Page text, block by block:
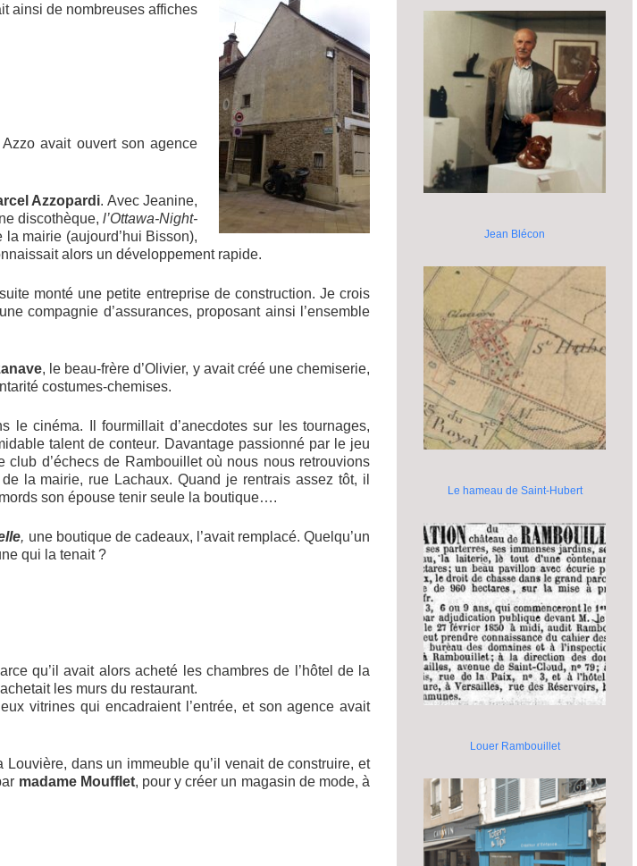
ainsi de nombreuses affiches
avait ouvert son agence
Azzopardi. Avec Jeanine,
discothèque,l’Ottawa-Night-
la mairie (aujourd’hui Bisson),
alors un développement rapide.
monté une petite entreprise de construction. Je crois
compagnie d’assurances, proposant ainsi l’ensemble
, le beau-frère d’Olivier, y avait créé une chemiserie,
costumes-chemises.
le cinéma. Il fourmillait d’anecdotes sur les tournages,
talent de conteur. Davantage passionné par le jeu
d’échecs de Rambouillet où nous nous retrouvions
la mairie, rue Lachaux. Quand je rentrais assez tôt, il
son épouse tenir seule la boutique….
, une boutique de cadeaux, l’avait remplacé. Quelqu’un
qui la tenait ?
qu’il avait alors acheté les chambres de l’hôtel de la
les murs du restaurant.
vitrines qui encadraient l’entrée, et son agence avait
dans un immeuble qu’il venait de construire, et
madame Moufflet, pour y créer un magasin de mode, à
Jean Blécon
Le hameau de Saint-Hubert
Louer Rambouillet